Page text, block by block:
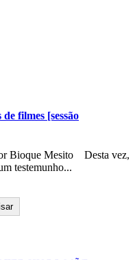
filmes [sessão
Bioque Mesito Desta vez,
testemunho...